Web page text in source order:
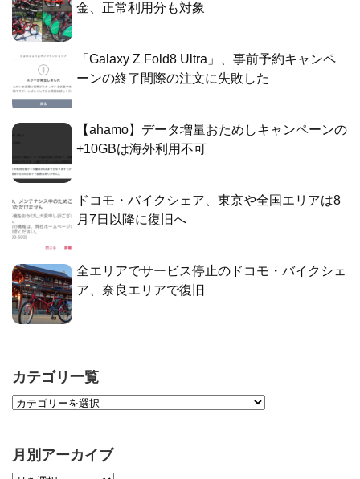
金、正常利用分も対象
「Galaxy Z Fold8 Ultra」、事前予約キャンペ
ーンの終了間際の注文に失敗した
【ahamo】データ増量おためしキャンペーンの
+10GBは海外利用不可
ドコモ・バイクシェア、東京や全国エリアは8
月7日以降に復旧へ
全エリアでサービス停止のドコモ・バイクシェ
ア、奈良エリアで復旧
カテゴリ一覧
月別アーカイブ